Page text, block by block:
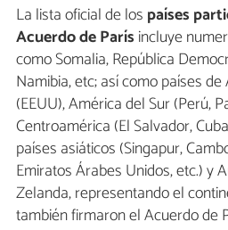
La lista oficial de los países
Acuerdo de París incluye
como Somalia, República
Namibia, etc; así como países
(EEUU), América del Sur (Perú,
Centroamérica (El Salvador,
países asiáticos (Singapur,
Emiratos Árabes Unidos, etc.) y
Zelanda, representando el
también firmaron el Acuerdo de